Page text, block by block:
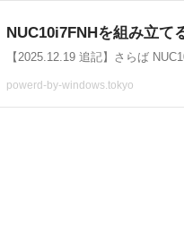
NUC10i7FNHを組み立て
powerd-by-windows.tokyo